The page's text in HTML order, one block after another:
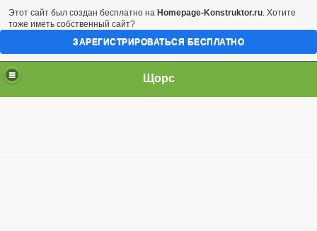
Щорс
Этот сайт был создан бесплатно на Homepage-Konstruktor.ru. Хотите
тоже иметь собственный сайт?
ЗАРЕГИСТРИРОВАТЬСЯ БЕСПЛАТНО